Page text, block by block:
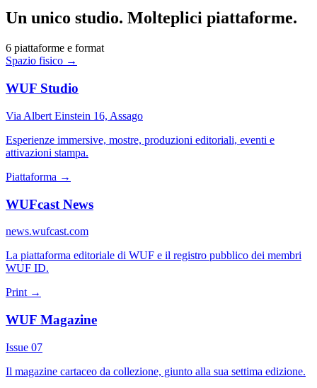
Un unico studio. Molteplici piattaforme.
6 piattaforme e format
Spazio fisico →
WUF Studio
Via Albert Einstein 16, Assago
Esperienze immersive, mostre, produzioni editoriali, eventi e
attivazioni stampa.
Piattaforma →
WUFcast News
news.wufcast.com
La piattaforma editoriale di WUF e il registro pubblico dei membri
WUF ID.
Print →
WUF Magazine
Issue 07
Il magazine cartaceo da collezione, giunto alla sua settima edizione.